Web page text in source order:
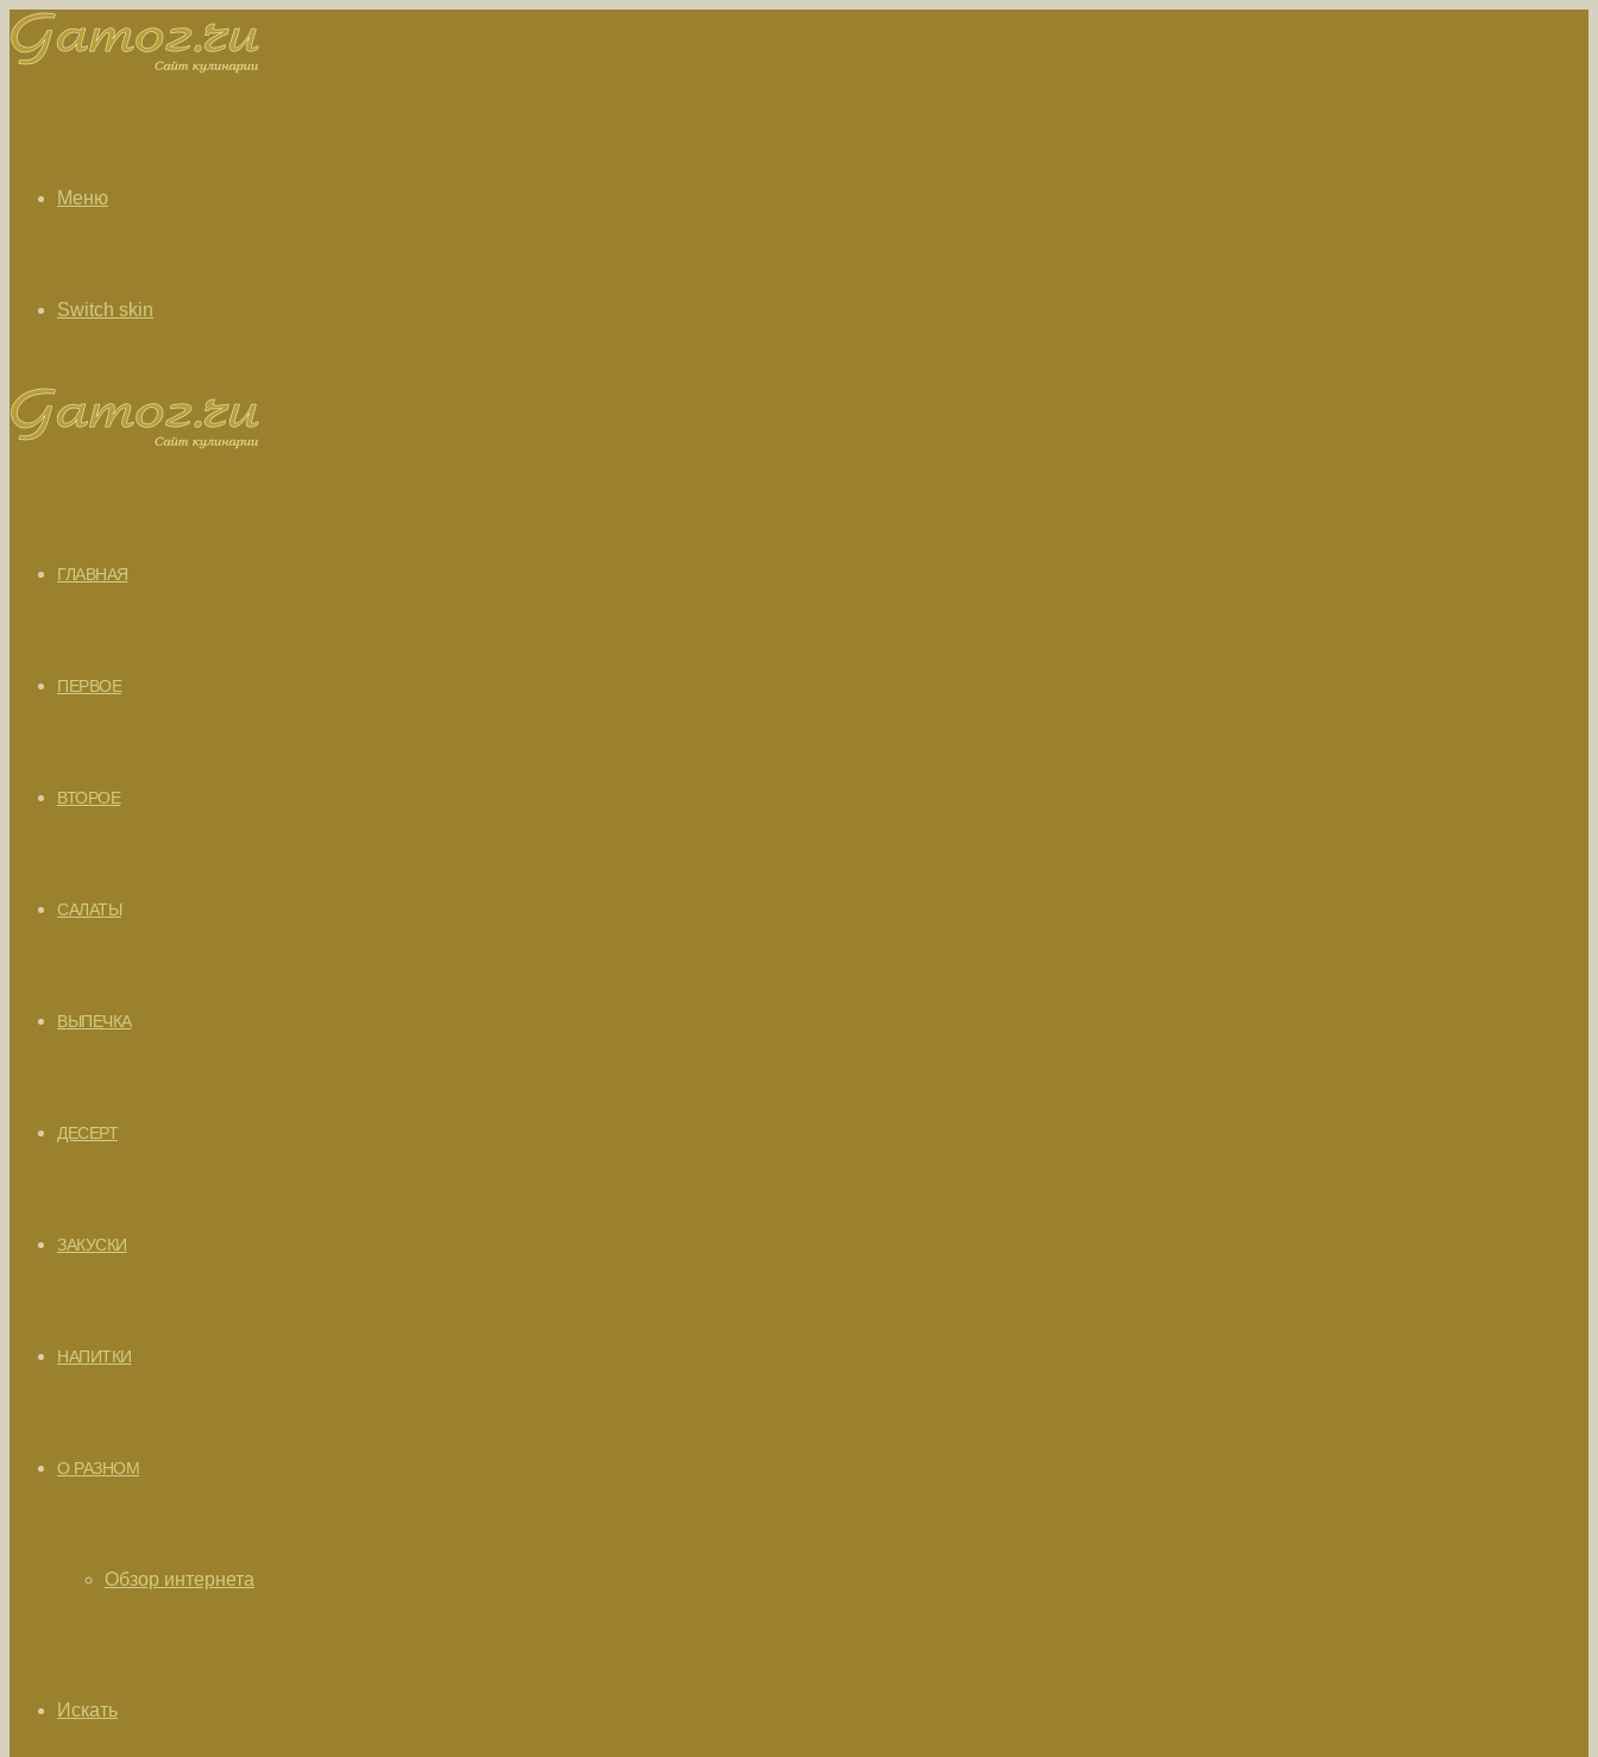
Меню
Switch skin
ГЛАВНАЯ
ПЕРВОЕ
ВТОРОЕ
САЛАТЫ
ВЫПЕЧКА
ДЕСЕРТ
ЗАКУСКИ
НАПИТКИ
О РАЗНОМ
Обзор интернета
Искать